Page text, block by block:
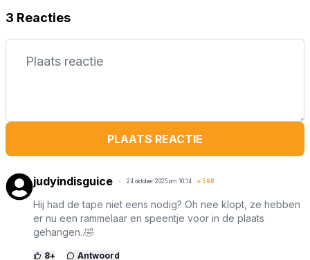
3 Reacties
PLAATS REACTIE
judyindisguice 24 oktober 2025 om 10:14 + 598
Hij had de tape niet eens nodig? Oh nee klopt, ze hebben
er nu een rammelaar en speentje voor in de plaats
gehangen..🤣
8+ Antwoord